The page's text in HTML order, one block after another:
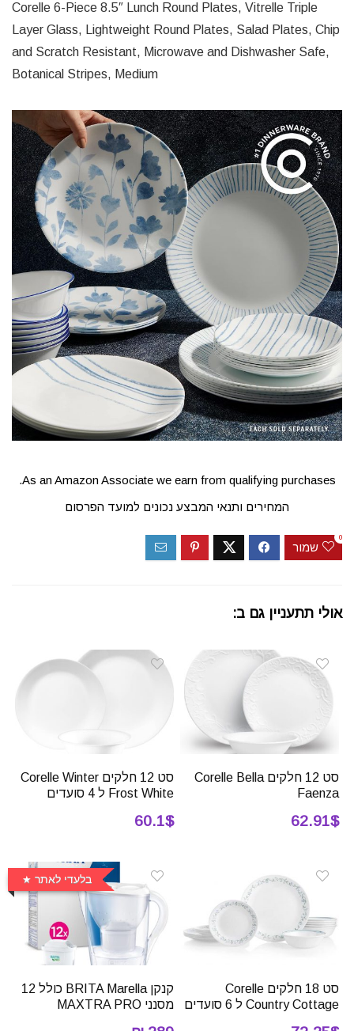
Corelle 6-Piece 8.5″ Lunch Round Plates, Vitrelle Triple
Layer Glass, Lightweight Round Plates, Salad Plates, Chip
and Scratch Resistant, Microwave and Dishwasher Safe,
Botanical Stripes, Medium
As an Amazon Associate we earn from qualifying purchases.
המחירים ותנאי המבצע נכונים למועד הפרסום
שמור
0
אולי תתעניין גם ב:
סט 12 חלקים Corelle Bella
Faenza
62.91$
סט 12 חלקים Corelle Winter
Frost White ל 4 סועדים
60.1$
סט 18 חלקים Corelle
Country Cottage ל 6 סועדים
בלעדי לאתר
קנקן BRITA Marella כולל 12
מסנני MAXTRA PRO